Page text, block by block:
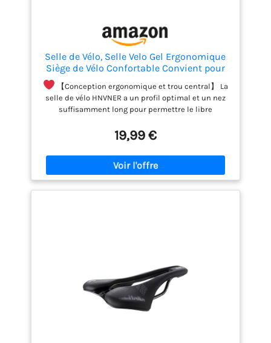
Selle de Vélo, Selle Velo Gel Ergonomique
Siège de Vélo Confortable Convient pour
Cyclisme/Bicyclette/VTT/Vélo de Route
【Conception ergonomique et trou central】 La
selle de vélo HNVNER a un profil optimal et un nez
suffisamment long pour permettre le libre
garde la selle sèche et respirante.
le rend plus hydrofuge, plus doux, plus
antidérapant et plus résistant à l'usure et le rend
idéal pour les excursions en extérieur sur de
longues distances.
【Siège de vélo à
【Compatibilité large】 Dimension du
rail: 7 mm - Style universel Cette selle de vélo est
conçue pour les hommes, les femmes, les garçons
et les filles. Il est très facile à installer et convient à
19,99 €